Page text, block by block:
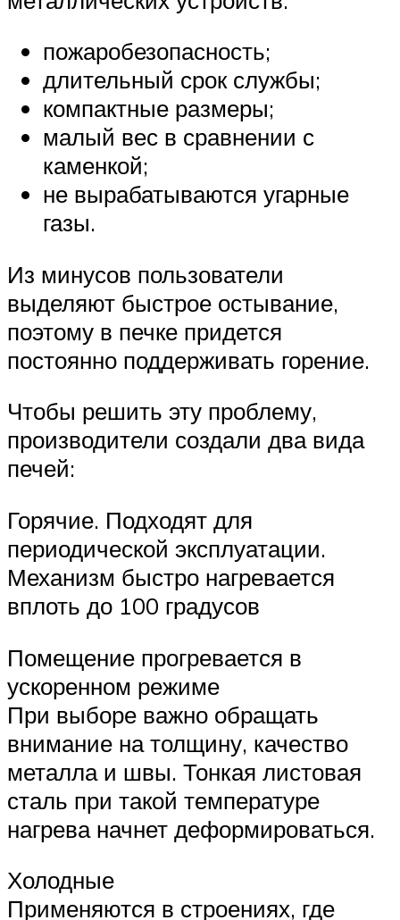
пожаробезопасность;
длительный срок службы;
компактные размеры;
малый вес в сравнении с
каменкой;
не вырабатываются угарные
газы.
Из минусов пользователи
выделяют быстрое остывание,
поэтому в печке придется
постоянно поддерживать горение.
Чтобы решить эту проблему,
производители создали два вида
печей:
Горячие. Подходят для
периодической эксплуатации.
Механизм быстро нагревается
вплоть до 100 градусов
Помещение прогревается в
ускоренном режиме
При выборе важно обращать
внимание на толщину, качество
металла и швы. Тонкая листовая
сталь при такой температуре
нагрева начнет деформироваться.
Холодные
Применяются в строениях, где